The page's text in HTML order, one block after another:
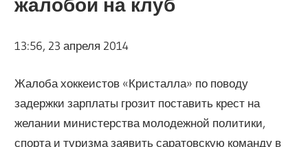
жалобой на клуб
13:56, 23 апреля 2014
Жалоба хоккеистов «Кристалла» по поводу
задержки зарплаты грозит поставить крест на
желании министерства молодежной политики,
спорта и туризма заявить саратовскую команду в